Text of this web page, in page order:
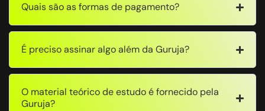
Quais são as formas de pagamento?
É preciso assinar algo além da Guruja?
O material teórico de estudo é fornecido pela
Guruja?